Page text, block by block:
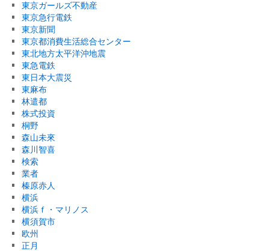
東京ガールズ不動産
東京急行電鉄
東京新聞
東京都消費生活総合センター
東北地方太平洋沖地震
東急電鉄
東日本大震災
東麻布
林遣都
株式投資
桐野
森山未來
森川智喜
検索
業者
榛原赤人
横浜
横浜ｆ・マリノス
横須賀市
欧州
正月